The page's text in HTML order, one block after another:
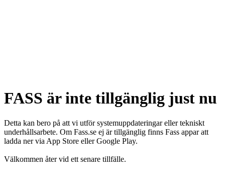
FASS är inte tillgänglig just nu
Detta kan bero på att vi utför systemuppdateringar eller tekniskt
underhållsarbete. Om Fass.se ej är tillgänglig finns Fass appar att
ladda ner via App Store eller Google Play.
Välkommen åter vid ett senare tillfälle.